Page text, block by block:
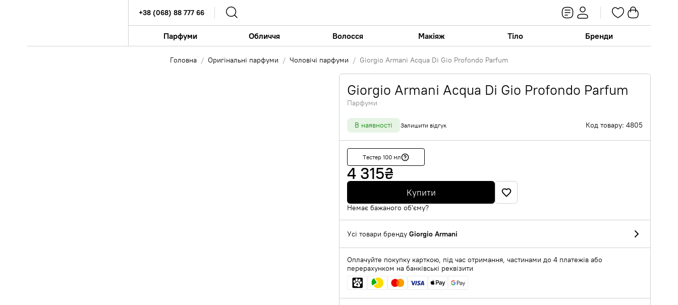
+38 (068) 88 777 66
Парфуми Обличчя Волосся Макіяж Тіло Бренди
Головна Оригінальні парфуми Чоловічі парфуми Giorgio Armani Acqua Di Gio Profondo Parfum
Giorgio Armani Acqua Di Gio Profondo Parfum
Парфуми
В наявності Залишити відгук Код товару: 4805
Тестер 100 мл
4 315₴
Купити
Немає бажаного об'єму?
Усі товари бренду Giorgio Armani
Оплачуйте покупку карткою, під час отримання, частинами до 4 платежів або
перерахунком на банківські реквізити